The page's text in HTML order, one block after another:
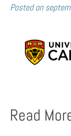
Posted on
Read